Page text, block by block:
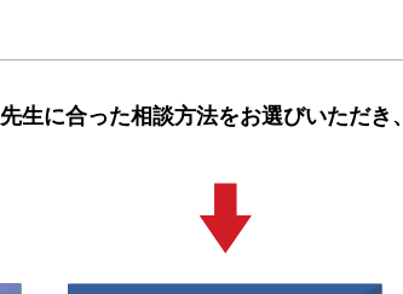
先生に合った相談方法をお選びいただき、